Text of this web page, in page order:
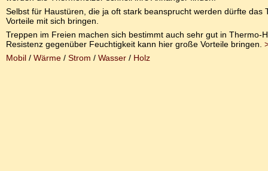
Selbst für Haustüren, die ja oft stark beansprucht werden dürfte das
Vorteile mit sich bringen.
Treppen im Freien machen sich bestimmt auch sehr gut in Thermo-
Resistenz gegenüber Feuchtigkeit kann hier große Vorteile bringen.
Mobil / Wärme / Strom / Wasser / Holz